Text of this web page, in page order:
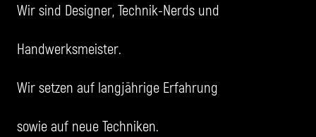
Wir sind Designer, Technik-Nerds und
Handwerksmeister.
Wir setzen auf langjährige Erfahrung
sowie auf neue Techniken.